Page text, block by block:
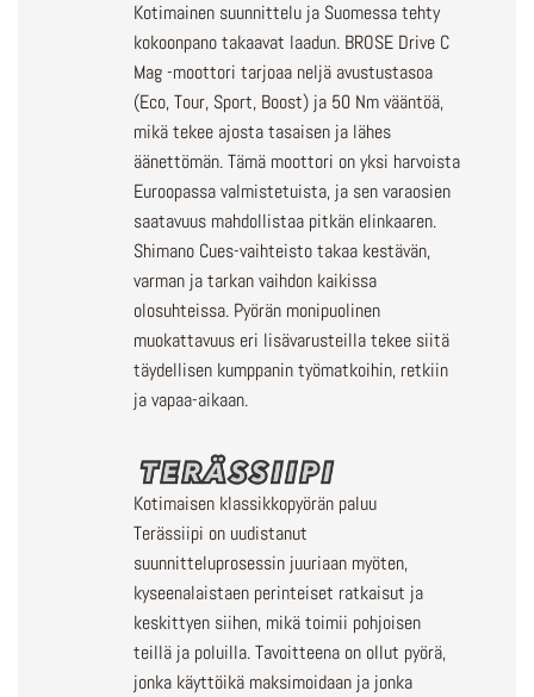
Kotimainen suunnittelu ja Suomessa tehty
kokoonpano takaavat laadun. BROSE Drive C
Mag -moottori tarjoaa neljä avustustasoa
(Eco, Tour, Sport, Boost) ja 50 Nm vääntöä,
mikä tekee ajosta tasaisen ja lähes
äänettömän. Tämä moottori on yksi harvoista
Euroopassa valmistetuista, ja sen varaosien
saatavuus mahdollistaa pitkän elinkaaren.
Shimano Cues-vaihteisto takaa kestävän,
varman ja tarkan vaihdon kaikissa
olosuhteissa. Pyörän monipuolinen
muokattavuus eri lisävarusteilla tekee siitä
täydellisen kumppanin työmatkoihin, retkiin
ja vapaa-aikaan.
Kotimaisen klassikkopyörän paluu
Terässiipi on uudistanut
suunnitteluprosessin juuriaan myöten,
kyseenalaistaen perinteiset ratkaisut ja
keskittyen siihen, mikä toimii pohjoisen
teillä ja poluilla. Tavoitteena on ollut pyörä,
jonka käyttöikä maksimoidaan ja jonka